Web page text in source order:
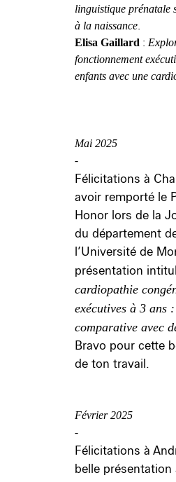
linguistique prénatale
à la naissance.
Elisa Gaillard :
fonctionnement
enfants avec une
Mai 2025
-
Félicitations à
avoir remporté le
Honor lors de la
du département
l’Université de
présentation
cardiopathie
exécutives à 3 ans
comparative avec
Bravo pour cette
de ton travail.
Février 2025
-
Félicitations à
belle